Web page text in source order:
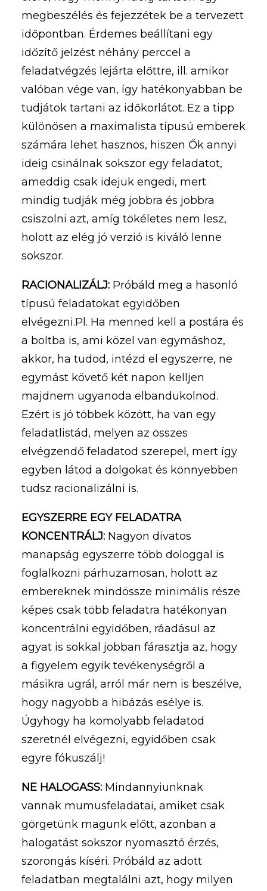
megbeszélés és fejezzétek be a tervezett
időpontban. Érdemes beállítani egy
időzítő jelzést néhány perccel a
feladatvégzés lejárta előttre, ill. amikor
valóban vége van, így hatékonyabban be
tudjátok tartani az időkorlátot. Ez a tipp
különösen a maximalista típusú emberek
számára lehet hasznos, hiszen Ők annyi
ideig csinálnak sokszor egy feladatot,
ameddig csak idejük engedi, mert
mindig tudják még jobbra és jobbra
csiszolni azt, amíg tökéletes nem lesz,
holott az elég jó verzió is kiváló lenne
sokszor.
RACIONALIZÁLJ: Próbáld meg a hasonló
típusú feladatokat egyidőben
elvégezni.Pl. Ha menned kell a postára és
a boltba is, ami közel van egymáshoz,
akkor, ha tudod, intézd el egyszerre, ne
egymást követő két napon kelljen
majdnem ugyanoda elbandukolnod.
Ezért is jó többek között, ha van egy
feladatlistád, melyen az összes
elvégzendő feladatod szerepel, mert így
egyben látod a dolgokat és könnyebben
tudsz racionalizálni is.
EGYSZERRE EGY FELADATRA
KONCENTRÁLJ: Nagyon divatos
manapság egyszerre több dologgal is
foglalkozni párhuzamosan, holott az
embereknek mindössze minimális része
képes csak több feladatra hatékonyan
koncentrálni egyidőben, ráadásul az
agyat is sokkal jobban fárasztja az, hogy
a figyelem egyik tevékenységről a
másikra ugrál, arról már nem is beszélve,
hogy nagyobb a hibázás esélye is.
Úgyhogy ha komolyabb feladatod
szeretnél elvégezni, egyidőben csak
egyre fókuszálj!
NE HALOGASS: Mindannyiunknak
vannak mumusfeladatai, amiket csak
görgetünk magunk előtt, azonban a
halogatást sokszor nyomasztó érzés,
szorongás kíséri. Próbáld az adott
feladatban megtalálni azt, hogy milyen